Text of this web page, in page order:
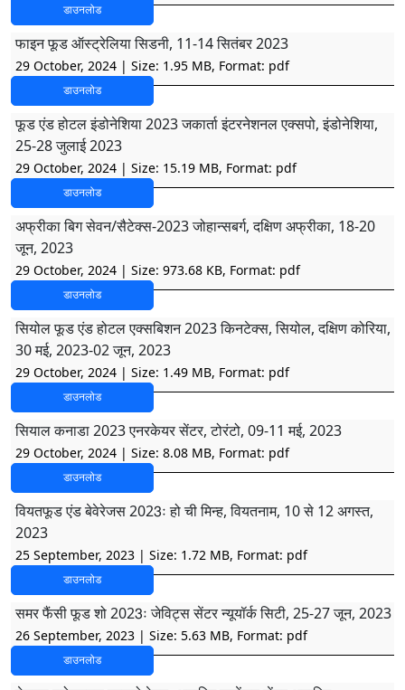
डाउनलोड
फाइन फूड ऑस्ट्रेलिया सिडनी, 11-14 सितंबर 2023
29 October, 2024 | Size: 1.95 MB, Format: pdf
डाउनलोड
फूड एंड होटल इंडोनेशिया 2023 जकार्ता इंटरनेशनल एक्सपो, इंडोनेशिया,
25-28 जुलाई 2023
29 October, 2024 | Size: 15.19 MB, Format: pdf
डाउनलोड
अफ्रीका बिग सेवन/सैटेक्स-2023 जोहान्सबर्ग, दक्षिण अफ्रीका, 18-20
जून, 2023
29 October, 2024 | Size: 973.68 KB, Format: pdf
डाउनलोड
सियोल फूड एंड होटल एक्सबिशन 2023 किनटेक्स, सियोल, दक्षिण कोरिया,
30 मई, 2023-02 जून, 2023
29 October, 2024 | Size: 1.49 MB, Format: pdf
डाउनलोड
सियाल कनाडा 2023 एनरकेयर सेंटर, टोरंटो, 09-11 मई, 2023
29 October, 2024 | Size: 8.08 MB, Format: pdf
डाउनलोड
वियतफूड एंड बेवेरेजस 2023ः हो ची मिन्ह, वियतनाम, 10 से 12 अगस्त,
2023
25 September, 2023 | Size: 1.72 MB, Format: pdf
डाउनलोड
समर फैंसी फूड शो 2023ः जेविट्स सेंटर न्यूयॉर्क सिटी, 25-27 जून, 2023
26 September, 2023 | Size: 5.63 MB, Format: pdf
डाउनलोड